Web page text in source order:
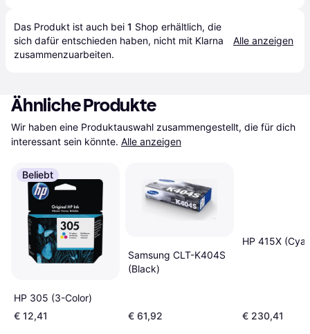
Das Produkt ist auch bei 1 Shop erhältlich, die
sich dafür entschieden haben, nicht mit Klarna
zusammenzuarbeiten.
Alle anzeigen
Ähnliche Produkte
Wir haben eine Produktauswahl zusammengestellt, die für dich
interessant sein könnte. Alle anzeigen
Beliebt
HP 305 (3-Color)
€ 12,41
Samsung CLT-K404S
(Black)
€ 61,92
HP 415X
€ 230,41